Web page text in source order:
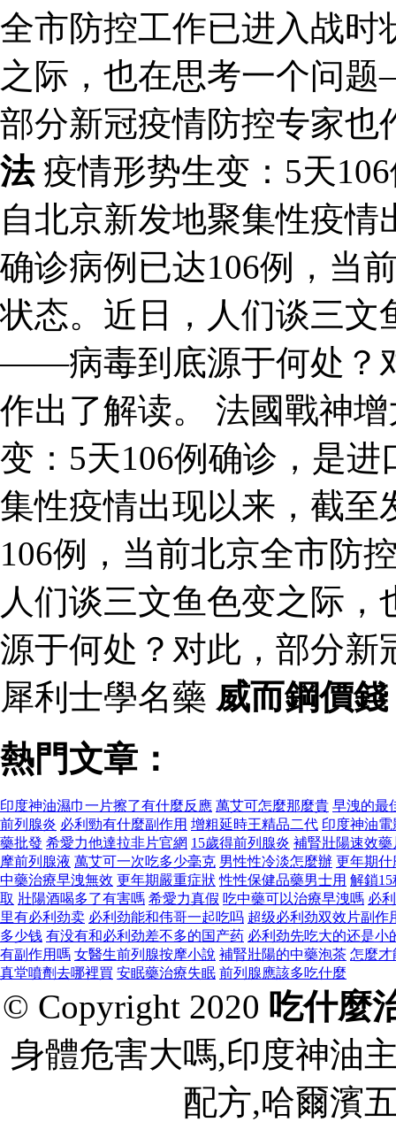
全市防控工作已进入战时
之际，也在思考一个问
部分新冠疫情防控专家
法疫情形势生变：5天
自北京新发地聚集性疫
确诊病例已达106例，当
状态。近日，人们谈三文
——病毒到底源于何处？
作出了解读。 法國戰神
变：5天106例确诊，是
集性疫情出现以来，截至
106例，当前北京全市防
人们谈三文鱼色变之际
源于何处？对此，部分新
犀利士學名藥 威而鋼價錢
熱門文章：
印度神油濕巾一片擦了有什麼反應 萬艾可怎麼那麼貴 早洩的最
前列腺炎 必利勁有什麼副作用 增粗延時王精品二代 印度神油電
藥批發 希愛力他達拉非片官網 15歲得前列腺炎 補腎壯陽速效藥
摩前列腺液 萬艾可一次吃多少毫克 男性性冷淡怎麼辦 更年期什
中藥治療早洩無效 更年期嚴重症狀 性性保健品藥男士用 解鎖
取 壯陽酒喝多了有害嗎 希愛力真假 吃中藥可以治療早洩嗎 必
里有必利劲卖 必利劲能和伟哥一起吃吗 超级必利劲双效片副作
多少钱 有没有和必利劲差不多的国产药 必利劲先吃大的还是小
有副作用嗎 女醫生前列腺按摩小說 補腎壯陽的中藥泡茶 怎麼才
真堂噴劑去哪裡買 安眠藥治療失眠 前列腺應該多吃什麼
© Copyright 2020 吃什麼
身體危害大嗎,印度神油
配方,哈爾濱